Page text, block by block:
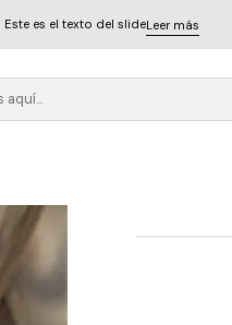
Este es el texto del slideLeer más